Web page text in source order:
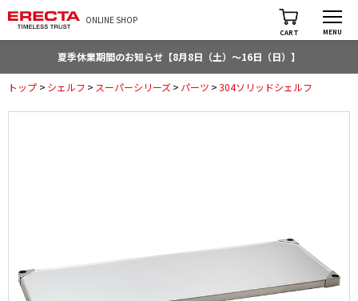
ONLINE SHOP
CART MENU
夏季休業期間のお知らせ【8月8日（土）～16日（日）】
トップ > シェルフ > スーパーシリーズ> パーツ >304ソリッドシェルフ